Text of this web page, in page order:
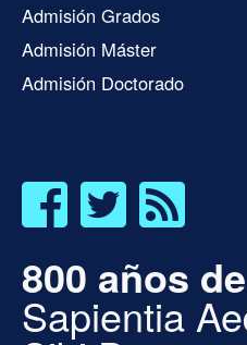
Admisión Grados
Admisión Máster
Admisión Doctorado
800 años
Sapientia